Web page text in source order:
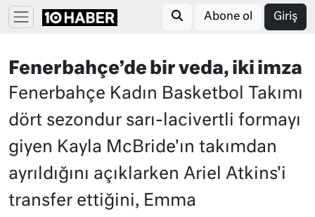
Abone ol Giriş
Fenerbahçe’de bir veda, iki imza
Fenerbahçe Kadın Basketbol Takımı
dört sezondur sarı-lacivertli formayı
giyen Kayla McBride'ın takımdan
ayrıldığını açıklarken Ariel Atkins'i
transfer ettiğini, Emma